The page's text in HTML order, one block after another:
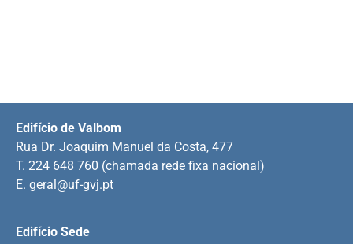
Edifício Sede
Edifício de Valbom
Rua Dr. Joaquim Manuel da Costa, 477
T. 224 648 760 (chamada rede fixa nacional)
E. geral@uf-gvj.pt